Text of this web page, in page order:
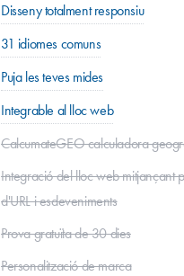
Disseny totalment responsiu
31 idiomes comuns
Puja les teves mides
Integrable al lloc web
CalcumateGEO calculadora
Integració del lloc web mitjançant
d'URL i esdeveniments
Prova gratuïta de 30 dies
Personalització de marca